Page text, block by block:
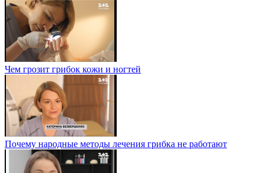
Чем грозит грибок кожи и ногтей
Почему народные методы лечения грибка не работают